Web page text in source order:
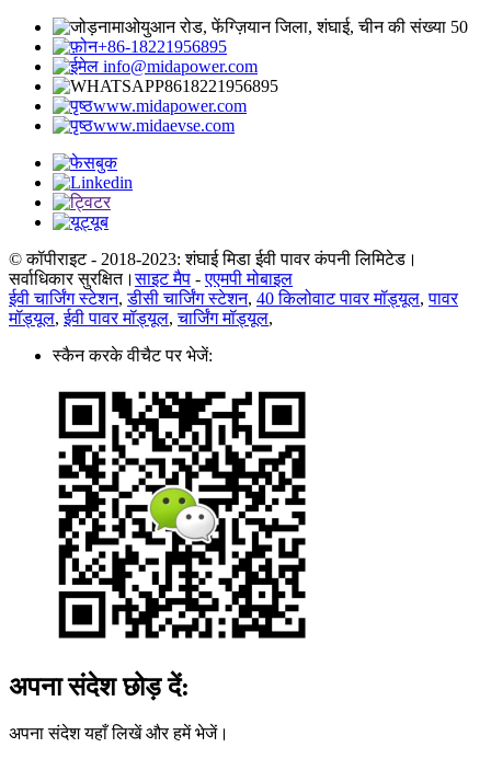
माओयुआन रोड, फेंग्ज़ियान जिला, शंघाई, चीन की संख्या 50
+86-18221956895
info@midapower.com
8618221956895
www.midapower.com
www.midaevse.com
© कॉपीराइट - 2018-2023: शंघाई मिडा ईवी पावर कंपनी लिमिटेड।
सर्वाधिकार सुरक्षित।साइट मैप -एएमपी मोबाइल
ईवी चार्जिंग स्टेशन,डीसी चार्जिंग स्टेशन, 40 किलोवाट पावर मॉड्यूल,पावर
मॉड्यूल,ईवी पावर मॉड्यूल,चार्जिंग मॉड्यूल,
स्कैन करके वीचैट पर भेजें:
अपना संदेश छोड़ दें:
अपना संदेश यहाँ लिखें और हमें भेजें।